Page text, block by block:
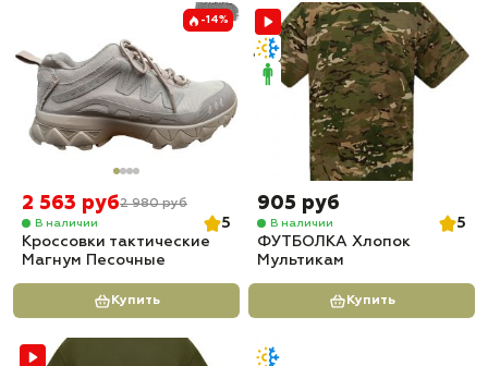
-14%
2 563 руб2 980 руб
В наличии
5
Кроссовки тактические
Магнум Песочные
Купить
905 руб
В наличии
5
ФУТБОЛКА Хлопок
Мультикам
Купить